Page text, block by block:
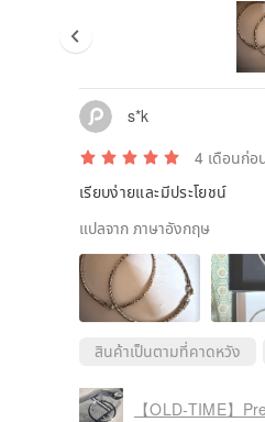
s*k
4 เดือนก่อ
เรียบง่ายและมีประโยชน์
แปลจาก ภาษาอังกฤษ
สินค้าเป็นตามที่คาดหวัง
【OLD-TIME】